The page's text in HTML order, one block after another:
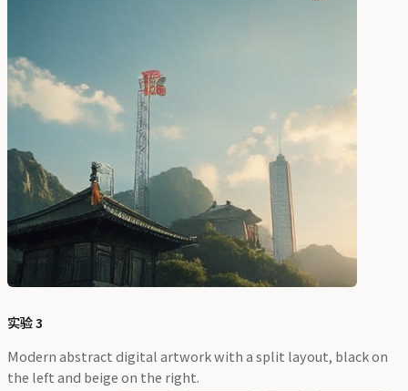
实验 3
Modern abstract digital artwork with a split layout, black on
the left and beige on the right.